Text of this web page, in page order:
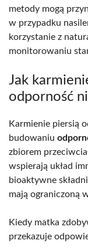
metody mogą
w przypadku
korzystanie z
monitorowaniu
Jak
odporność
Karmienie piersią
budowaniu
zbiorem
wspierają układ
bioaktywne
mają ograniczoną
Kiedy matka
przekazuje